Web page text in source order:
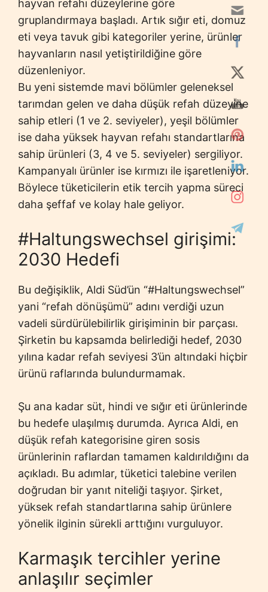
hayvan refahı düzeylerine göre
gruplandırmaya başladı. Artık sığır eti, domuz
eti veya tavuk gibi kategoriler yerine, ürünler
hayvanların nasıl yetiştirildiğine göre
düzenleniyor.
Bu yeni sistemde mavi bölümler geleneksel
tarımdan gelen ve daha düşük refah düzeyine
sahip etleri (1 ve 2. seviyeler), yeşil bölümler
ise daha yüksek hayvan refahı standartlarına
sahip ürünleri (3, 4 ve 5. seviyeler) sergiliyor.
Kampanyalı ürünler ise kırmızı ile işaretleniyor.
Böylece tüketicilerin etik tercih yapma süreci
daha şeffaf ve kolay hale geliyor.
#Haltungswechsel girişimi:
2030 Hedefi
Bu değişiklik, Aldi Süd’ün “#Haltungswechsel”
yani “refah dönüşümü” adını verdiği uzun
vadeli sürdürülebilirlik girişiminin bir parçası.
Şirketin bu kapsamda belirlediği hedef, 2030
yılına kadar refah seviyesi 3’ün altındaki hiçbir
ürünü raflarında bulundurmamak.
Şu ana kadar süt, hindi ve sığır eti ürünlerinde
bu hedefe ulaşılmış durumda. Ayrıca Aldi, en
düşük refah kategorisine giren sosis
ürünlerinin raflardan tamamen kaldırıldığını da
açıkladı. Bu adımlar, tüketici talebine verilen
doğrudan bir yanıt niteliği taşıyor. Şirket,
yüksek refah standartlarına sahip ürünlere
yönelik ilginin sürekli arttığını vurguluyor.
Karmaşık tercihler yerine
anlaşılır seçimler